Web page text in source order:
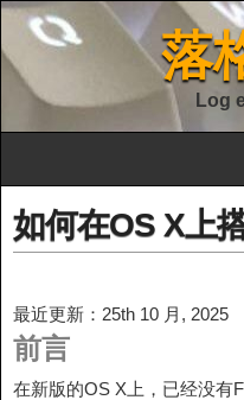
落
Log
如何在OS X上
最近更新：25th 10 月, 2025
前言
在新版的OS X上，已经没有